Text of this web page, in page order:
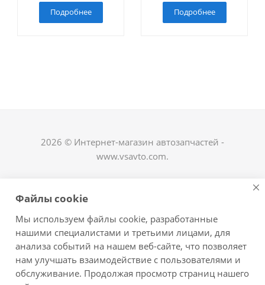
Подробнее Подробнее
2026 © Интернет-магазин автозапчастей -
www.vsavto.com.
+7 (8482) 622-122 avtovs@yandex.ru
г. Тольятти, ул. Офицерская 14, ГСК "Пламя", 4
этаж, офис 476
Файлы cookie
Мы используем файлы cookie, разработанные
нашими специалистами и третьими лицами, для
анализа событий на нашем веб-сайте, что позволяет
нам улучшать взаимодействие с пользователями и
обслуживание. Продолжая просмотр страниц нашего